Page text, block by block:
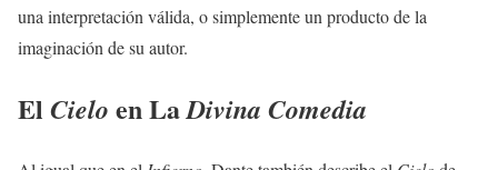
una interpretación válida, o simplemente un producto de la
imaginación de su autor.
El Cielo en LaDivina Comedia